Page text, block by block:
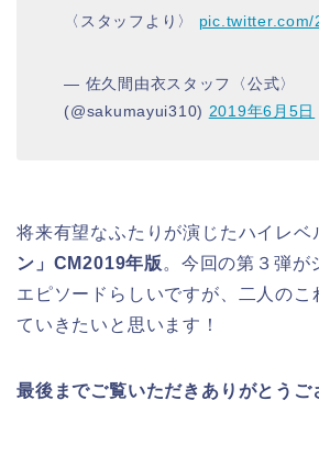
〈スタッフより〉 pic.twitter.com/
— 佐久間由衣スタッフ〈公式〉
(@sakumayui310) 2019年6月5日
将来有望なふたりが演じたハイレベ
ン」CM2019年版。今回の第３弾が
エピソードらしいですが、二人のこ
ていきたいと思います！
最後までご覧いただきありがとうご